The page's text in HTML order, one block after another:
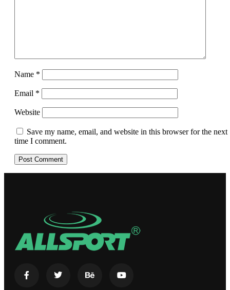
Name *
Email *
Website
Save my name, email, and website in this browser for the next
time I comment.